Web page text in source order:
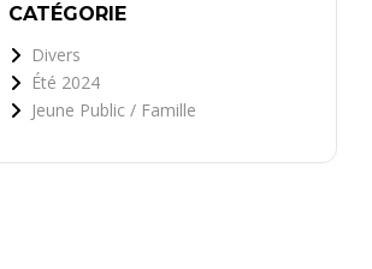
CATÉGORIE
Divers
Été 2024
Jeune Public / Famille